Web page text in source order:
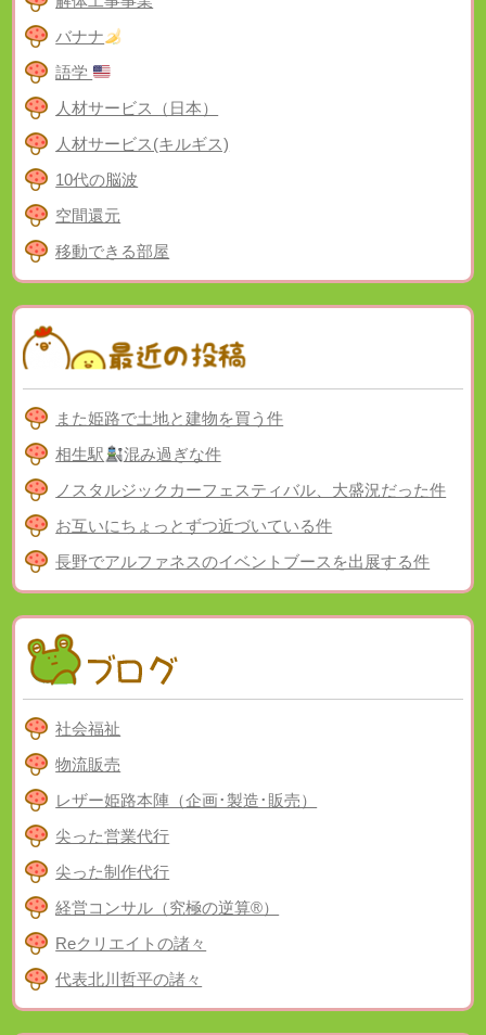
バナナ
語学
人材サービス（日本）
人材サービス(キルギス)
10代の脳波
空間還元
移動できる部屋
また姫路で土地と建物を買う件
相生駅
混み過ぎな件
ノスタルジックカーフェスティバル、大盛況だった件
お互いにちょっとずつ近づいている件
長野でアルファネスのイベントブースを出展する件
社会福祉
物流販売
レザー姫路本陣（企画･製造･販売）
尖った営業代行
尖った制作代行
経営コンサル（究極の逆算®）
Reクリエイトの諸々
代表北川哲平の諸々